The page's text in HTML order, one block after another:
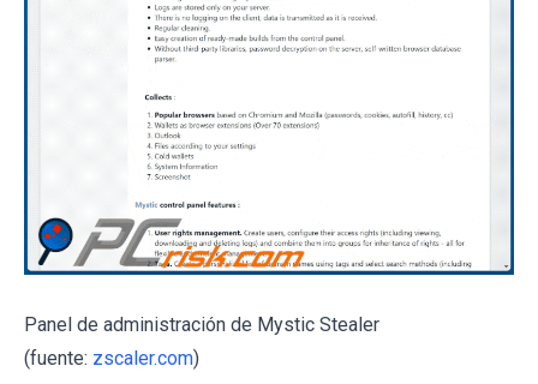
Panel de administración de Mystic Stealer
(fuente: zscaler.com)